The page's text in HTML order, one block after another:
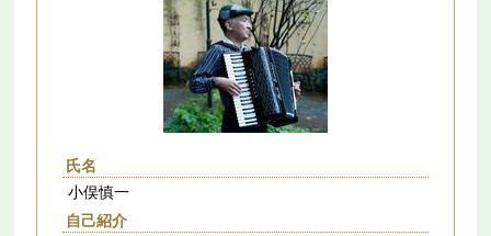
氏名
小俣慎一
自己紹介